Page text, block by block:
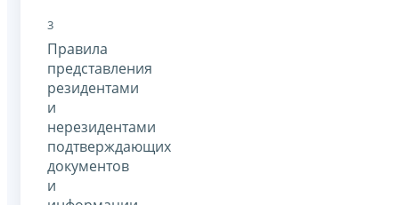
3
Правила
представления
резидентами
и
нерезидентами
подтверждающих
документов
и